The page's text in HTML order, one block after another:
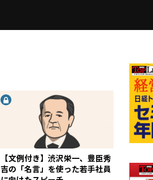
【文例付き】渋沢栄一、豊臣秀
吉の「名言」を使った若手社員